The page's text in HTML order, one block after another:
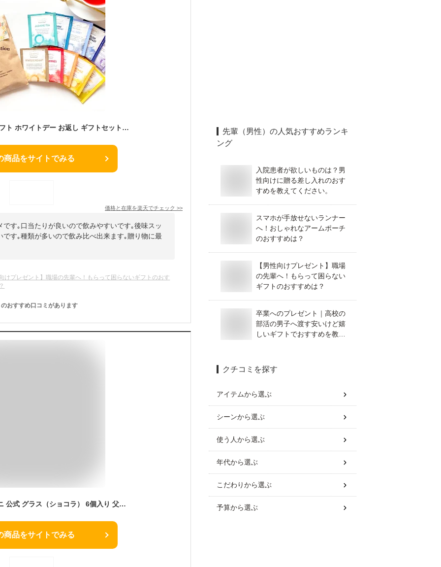
紅茶 ティーバッグ ギフト ホワイトデー お返し ギフトセット かわいい おしゃれ ティーバック ティーパック メッセージカード おうち時間 選べるメッセージカード付き ティーバッグプチギフト
商品をサイトでみる
価格と在庫を楽天でチェック >>
す｡口当たりが良いので飲みやすいです｡後味スッ
す｡種類が多いので飲み比べ出来ます｡贈り物に最
けプレゼント】職場の先輩へ！もらって困らないギフトのおす
のおすすめ口コミがあります
ピエール マルコリーニ 公式 グラス（ショコラ） 6個入り 父の日 スイーツ チョコレート ギフト 詰め合わせ
商品をサイトでみる
先輩（男性） の人気おすすめランキ
ング
入院患者が欲しいものは？男
性向けに贈る差し入れのおす
すめを教えてください。
スマホが手放せないランナー
へ！おしゃれなアームポーチ
のおすすめは？
【男性向けプレゼント】職場
の先輩へ！もらって困らない
ギフトのおすすめは？
卒業へのプレゼント｜高校の
部活の男子へ渡す安いけど嬉
しいギフトでおすすめを教え
クチコミを探す
アイテムから選ぶ
シーンから選ぶ
使う人から選ぶ
年代から選ぶ
こだわりから選ぶ
予算から選ぶ